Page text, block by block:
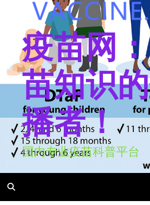
疫苗网
苗知识
播者！
国内专业疫苗科普平台